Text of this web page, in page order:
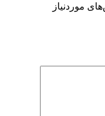
موردنیاز